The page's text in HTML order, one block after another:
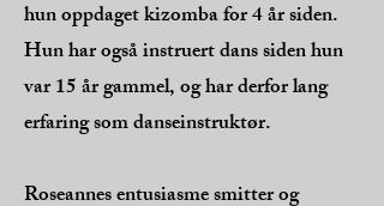
hun oppdaget kizomba for 4 år siden.
Hun har også instruert dans siden hun
var 15 år gammel, og har derfor lang
erfaring som danseinstruktør.
Roseannes entusiasme smitter og